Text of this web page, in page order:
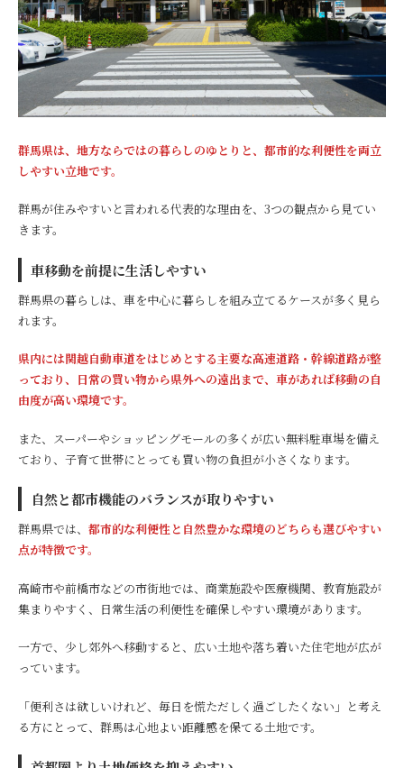
群馬県は、地方ならではの暮らしのゆとりと、都市的な利便性を両立
しやすい立地です。
群馬が住みやすいと言われる代表的な理由を、3つの観点から見てい
きます。
車移動を前提に生活しやすい
群馬県の暮らしは、車を中心に暮らしを組み立てるケースが多く見ら
れます。
県内には関越自動車道をはじめとする主要な高速道路・幹線道路が整
っており、日常の買い物から県外への遠出まで、車があれば移動の自
由度が高い環境です。
また、スーパーやショッピングモールの多くが広い無料駐車場を備え
ており、子育て世帯にとっても買い物の負担が小さくなります。
自然と都市機能のバランスが取りやすい
群馬県では、 都市的な利便性と自然豊かな環境のどちらも選びやすい
点が特徴です。
高崎市や前橋市などの市街地では、商業施設や医療機関、教育施設が
集まりやすく、日常生活の利便性を確保しやすい環境があります。
一方で、少し郊外へ移動すると、広い土地や落ち着いた住宅地が広が
っています。
「便利さは欲しいけれど、毎日を慌ただしく過ごしたくない」と考え
る方にとって、群馬は心地よい距離感を保てる土地です。